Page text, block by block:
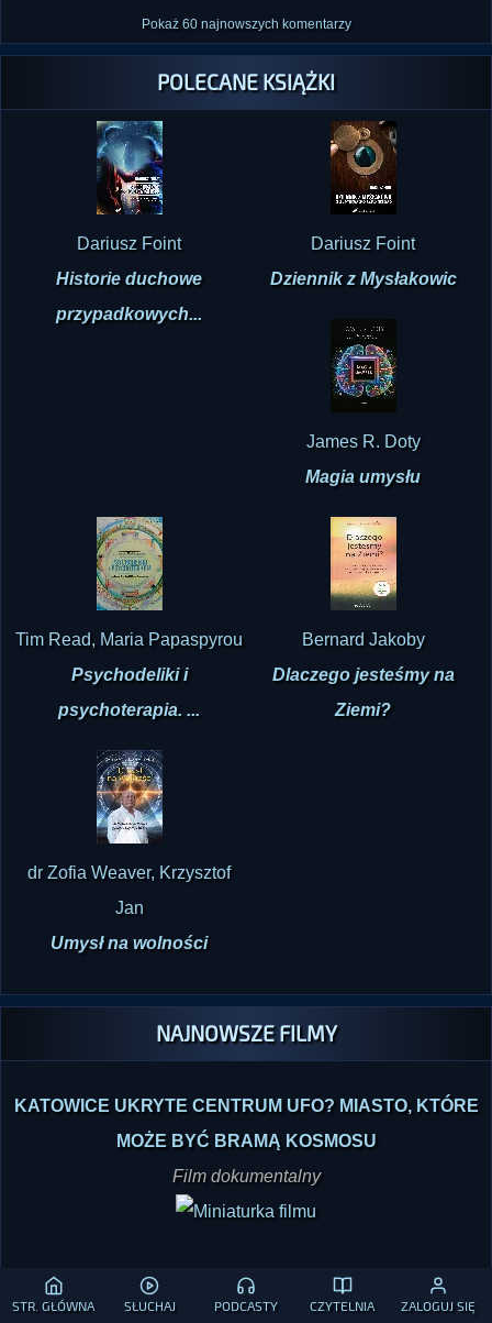
STR. GŁÓWNA SŁUCHAJ PODCASTY CZYTELNIA ZALOGUJ SIĘ
Pokaż 60 najnowszych komentarzy
POLECANE KSIĄŻKI
Dariusz Foint
Historie duchowe
przypadkowych...
Dariusz Foint
Dziennik z Mysłakowic
James R. Doty
Magia umysłu
Tim Read, Maria Papaspyrou
Psychodeliki i
psychoterapia. ...
Bernard Jakoby
Dlaczego jesteśmy na
Ziemi?
dr Zofia Weaver, Krzysztof
Jan
Umysł na wolności
NAJNOWSZE FILMY
KATOWICE UKRYTE CENTRUM UFO? MIASTO, KTÓRE
MOŻE BYĆ BRAMĄ KOSMOSU
Film dokumentalny